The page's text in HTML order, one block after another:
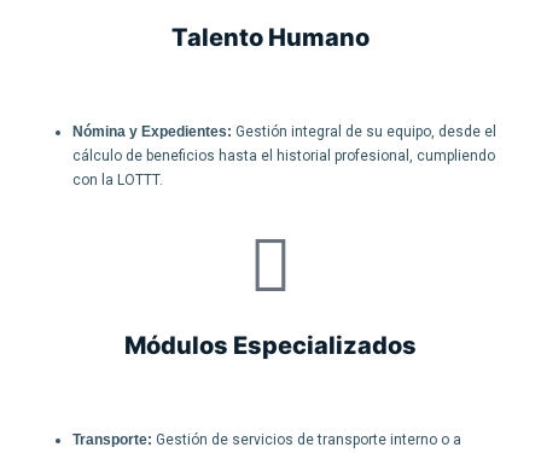
Talento Humano
Nómina y Expedientes: Gestión integral de su equipo, desde el
cálculo de beneficios hasta el historial profesional, cumpliendo
con la LOTTT.
Módulos Especializados
Transporte: Gestión de servicios de transporte interno o a